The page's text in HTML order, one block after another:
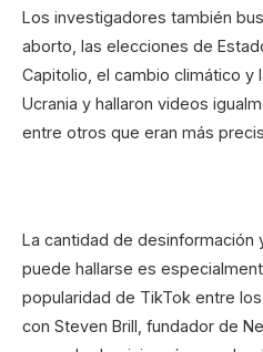
Los investigadores también
aborto, las elecciones de
Capitolio, el cambio climático y
Ucrania y hallaron videos
entre otros que eran más
La cantidad de desinformación
puede hallarse es
popularidad de TikTok entre
con Steven Brill, fundador de